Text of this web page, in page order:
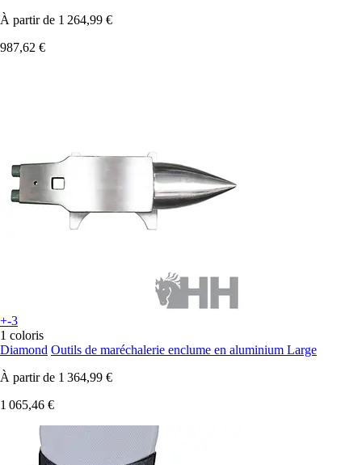
À partir de 1 264,99 €
987,62 €
+-3
1 coloris
Diamond Outils de maréchalerie enclume en aluminium Large
À partir de 1 364,99 €
1 065,46 €